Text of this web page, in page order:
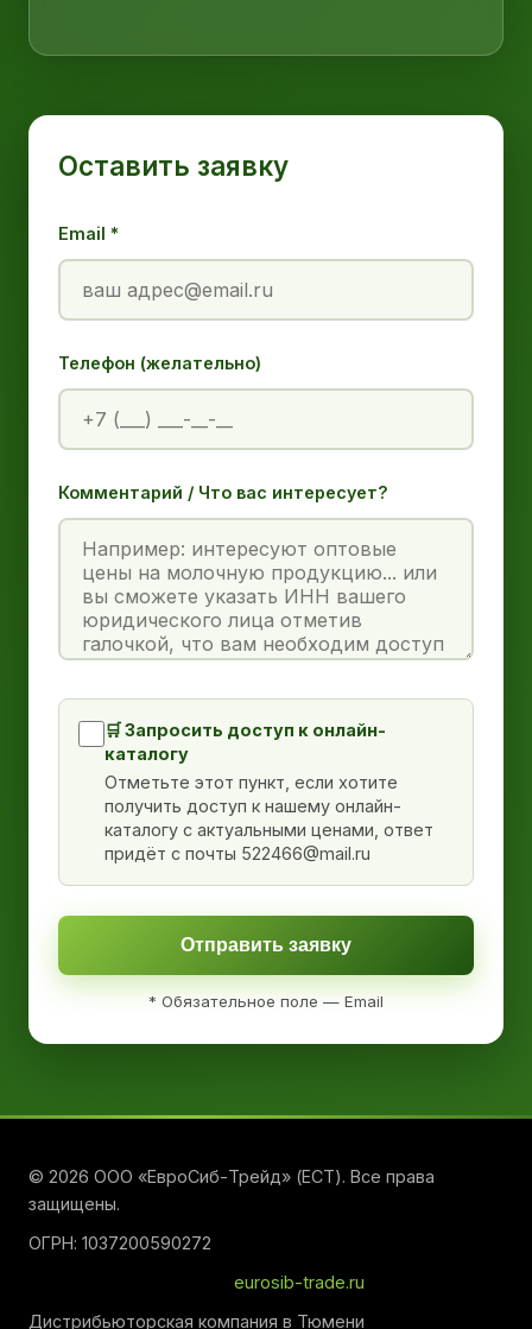
Оставить заявку
Email *
Телефон (желательно)
Комментарий / Что вас интересует?
🛒 Запросить доступ к онлайн-
каталогу
Отметьте этот пункт, если хотите
получить доступ к нашему онлайн-
каталогу с актуальными ценами, ответ
придёт с почты 522466@mail.ru
Отправить заявку
* Обязательное поле — Email
© 2026 ООО «ЕвроСиб-Трейд» (ЕСТ). Все права
защищены.
ОГРН: 1037200590272
eurosib-trade.ru
Дистрибьюторская компания в Тюмени